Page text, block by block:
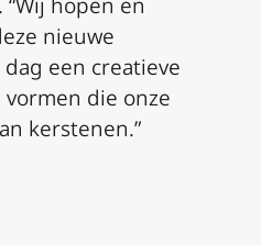
nieuwe
een creatieve
die onze
kerstenen.”